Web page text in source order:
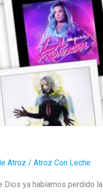
Atroz / Atroz Con Leche
Dios ya habíamos perdido la